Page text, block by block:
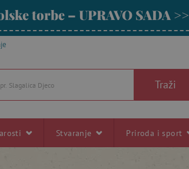
torbe – UPRAVO SADA >>
Traži
Stvaranje Priroda i sport